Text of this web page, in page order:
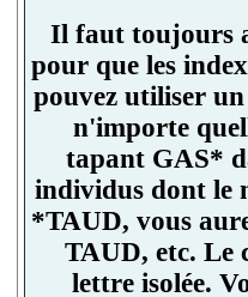
Il faut toujours
pour que les
pouvez utiliser
n'importe
tapant GAS*
individus dont le
*TAUD, vous
TAUD, etc. Le
lettre isolée.